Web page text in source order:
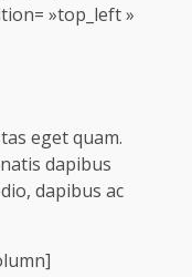
»top_left »
eget quam.
dapibus
dapibus ac